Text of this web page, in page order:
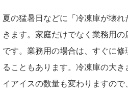
夏の猛暑日などに「冷凍庫が壊
きます。家庭だけでなく業務用
です。業務用の場合は、すぐに
ることもあります。冷凍庫の大
イアイスの数量も変わりますの